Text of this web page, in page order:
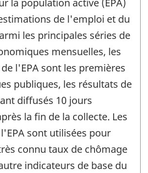
la population active (EPA)
de l'emploi et du
les principales séries de
mensuelles, les
l'EPA sont les premières
publiques, les résultats de
diffusés 10 jours
la fin de la collecte. Les
sont utilisées pour
connu taux de chômage
indicateurs de base du